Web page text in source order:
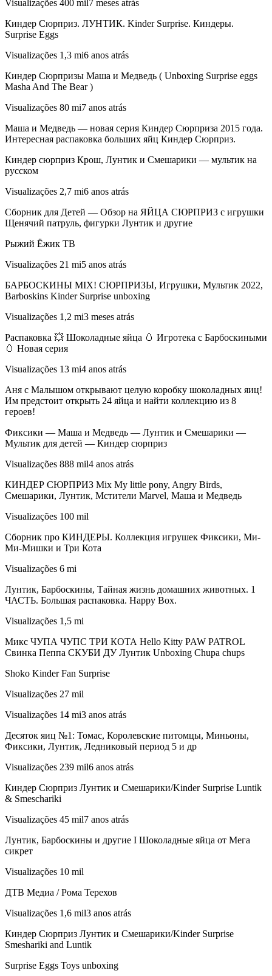
Visualizações 400 mil7 meses atrás
Киндер Сюрприз. ЛУНТИК. Kinder Surprise. Киндеры.
Surprise Eggs
Visualizações 1,3 mi6 anos atrás
Киндер Сюрпризы Маша и Медведь ( Unboxing Surprise eggs
Masha And The Bear )
Visualizações 80 mi7 anos atrás
Маша и Медведь — новая серия Киндер Сюрприза 2015 года.
Интересная распаковка больших яйц Киндер Сюрприз.
Киндер сюрприз Крош, Лунтик и Смешарики — мультик на
русском
Visualizações 2,7 mi6 anos atrás
Сборник для Детей — Обзор на ЯЙЦА СЮРПРИЗ с игрушки
Щенячий патруль, фигурки Лунтик и другие
Рыжий Ёжик ТВ
Visualizações 21 mi5 anos atrás
БАРБОСКИНЫ MIX! СЮРПРИЗЫ, Игрушки, Мультик 2022,
Barboskins Kinder Surprise unboxing
Visualizações 1,2 mi3 meses atrás
Распаковка 💥 Шоколадные яйца 🥚 Игротека с Барбоскиными
🥚 Новая серия
Visualizações 13 mi4 anos atrás
Аня с Малышом открывают целую коробку шоколадных яиц!
Им предстоит открыть 24 яйца и найти коллекцию из 8
героев!
Фиксики — Маша и Медведь — Лунтик и Смешарики —
Мультик для детей — Киндер сюрприз
Visualizações 888 mil4 anos atrás
КИНДЕР СЮРПРИЗ Mix My little pony, Angry Birds,
Смешарики, Лунтик, Мстители Marvel, Маша и Медведь
Visualizações 100 mil
Сборник про КИНДЕРЫ. Коллекция игрушек Фиксики, Ми-
Ми-Мишки и Три Кота
Visualizações 6 mi
Лунтик, Барбоскины, Тайная жизнь домашних животных. 1
ЧАСТЬ. Большая распаковка. Happy Box.
Visualizações 1,5 mi
Микс ЧУПА ЧУПС ТРИ КОТА Hello Kitty PAW PATROL
Свинка Пеппа СКУБИ ДУ Лунтик Unboxing Chupa chups
Shoko Kinder Fan Surprise
Visualizações 27 mil
Visualizações 14 mi3 anos atrás
Десяток яиц №1: Томас, Королевские питомцы, Миньоны,
Фиксики, Лунтик, Ледниковый период 5 и др
Visualizações 239 mil6 anos atrás
Киндер Сюрприз Лунтик и Смешарики/Kinder Surprise Luntik
& Smeschariki
Visualizações 45 mil7 anos atrás
Лунтик, Барбоскины и другие I Шоколадные яйца от Мега
сикрет
Visualizações 10 mil
ДТВ Медиа / Рома Терехов
Visualizações 1,6 mil3 anos atrás
Киндер Сюрприз Лунтик и Смешарики/Kinder Surprise
Smeshariki and Luntik
Surprise Eggs Toys unboxing